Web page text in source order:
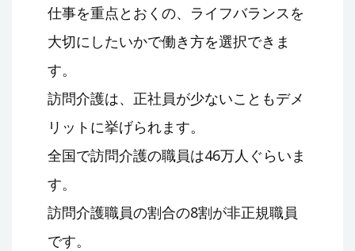
仕事を重点とおくの、ライフバランスを
大切にしたいかで働き方を選択できま
す。
訪問介護は、正社員が少ないこともデメ
リットに挙げられます。
全国で訪問介護の職員は46万人ぐらいま
す。
訪問介護職員の割合の8割が非正規職員
です。